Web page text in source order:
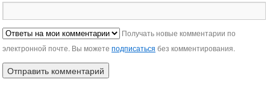
Получать новые комментарии по
электронной почте. Вы можете подписаться без комментирования.